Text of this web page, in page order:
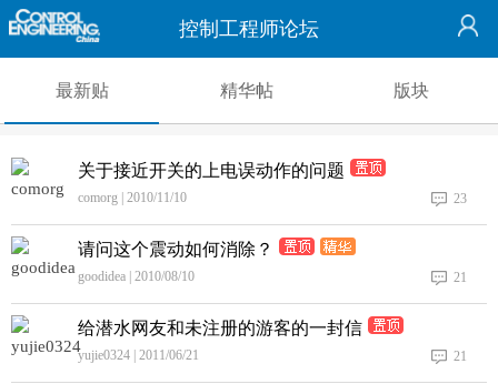
控制工程师论坛
最新贴 精华帖 版块
关于接近开关的上电误动作的问题
comorg | 2010/11/10 23
请问这个震动如何消除？
goodidea | 2010/08/10 21
给潜水网友和未注册的游客的一封信
yujie0324 | 2011/06/21 21